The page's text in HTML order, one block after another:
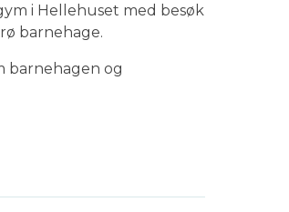
i Hellehuset med besøk
barnehage.
barnehagen og